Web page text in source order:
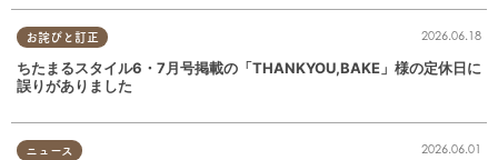
お詫びと訂正 2026.06.18
ちたまるスタイル6・7月号掲載の「THANKYOU,BAKE」様の定休日に
誤りがありました
ニュース 2026.06.01